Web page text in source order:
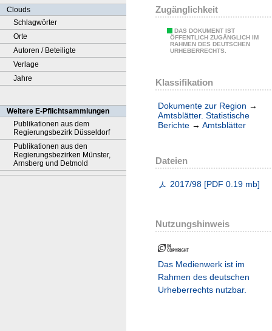
Clouds
Schlagwörter
Orte
Autoren / Beteiligte
Verlage
Jahre
Weitere E-Pflichtsammlungen
Publikationen aus dem
Regierungsbezirk Düsseldorf
Publikationen aus den
Regierungsbezirken Münster,
Arnsberg und Detmold
Zugänglichkeit
DAS DOKUMENT IST
ÖFFENTLICH ZUGÄNGLICH IM
RAHMEN DES DEUTSCHEN
URHEBERRECHTS.
Klassifikation
Dokumente zur Region →
Amtsblätter. Statistische
Berichte → Amtsblätter
Dateien
2017/98 [PDF 0.19 mb]
Nutzungshinweis
Das Medienwerk ist im
Rahmen des deutschen
Urheberrechts nutzbar.